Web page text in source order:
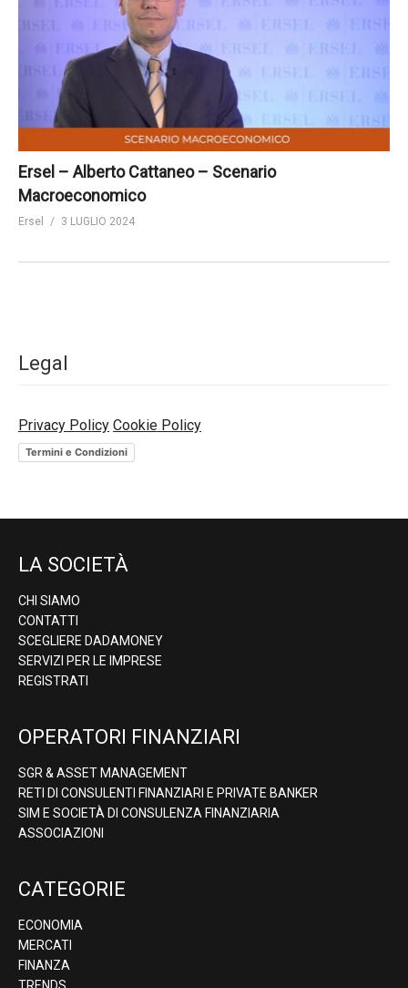
Ersel – Alberto Cattaneo – Scenario
Macroeconomico
Ersel 3 LUGLIO 2024
Legal
Privacy Policy Cookie Policy
Termini e Condizioni
LA SOCIETÀ
CHI SIAMO
CONTATTI
SCEGLIERE DADAMONEY
SERVIZI PER LE IMPRESE
REGISTRATI
OPERATORI FINANZIARI
SGR & ASSET MANAGEMENT
RETI DI CONSULENTI FINANZIARI E PRIVATE BANKER
SIM E SOCIETÀ DI CONSULENZA FINANZIARIA
ASSOCIAZIONI
CATEGORIE
ECONOMIA
MERCATI
FINANZA